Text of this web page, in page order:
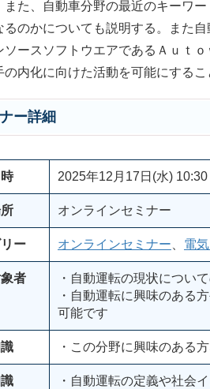
また、自動車分野の最近のキーワ
るのかについても説明する。また
ソースソフトウエアであるＡｕｔ
の内化に向けた活動を可能にするこ
ー詳細
2025年12月17日(水)
オンラインセミナー
ー オンラインセミナー 電
者
・自動運転の現状につい
・自動運転に興味のある
可能です
・この分野に興味のある
・自動運転の定義や社会